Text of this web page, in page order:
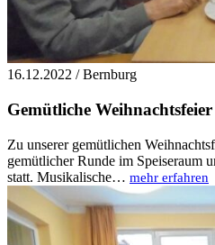
16.12.2022 / Bernburg
Gemütliche Weihnachtsfeier
Zu unserer gemütlichen
gemütlicher Runde im Speiseraum
statt. Musikalische… mehr erfahren